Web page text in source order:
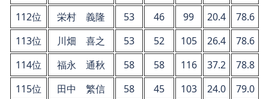
112位
栄村 義隆 53 46 99 20.4
78.6
113位
川畑 喜之 53 52 105 26.4
78.6
114位
福永 通秋 58 58 116 37.2
78.8
115位
田中 繁信 58 45 103 24.0
79.0